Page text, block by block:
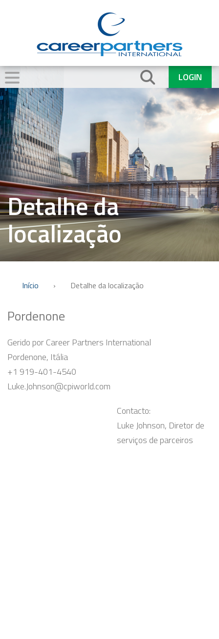
LOGIN
Detalhe da
localização
Início › Detalhe da localização
Pordenone
Gerido por Career Partners International
Pordenone, Itália
+1 919-401-4540
Luke.Johnson@cpiworld.com
Contacto:
Luke Johnson, Diretor de
serviços de parceiros